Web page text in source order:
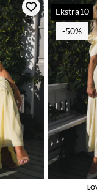
Ekstra10
-50%